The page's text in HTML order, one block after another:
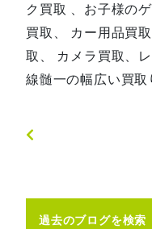
ク買取 、お子様の
買取、 カー用品買
取、 カメラ買取、
線髄一の幅広い買取
過去のブログを検索